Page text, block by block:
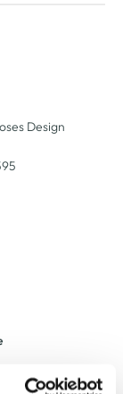
Design